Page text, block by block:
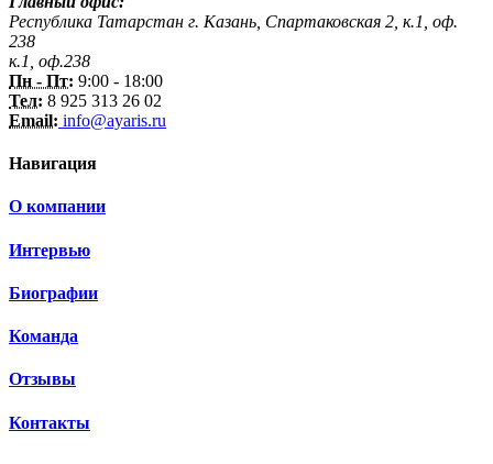
Республика Татарстан г. Казань, Спартаковская 2, к.1, оф.
238
к.1, оф.238
Пн - Пт: 9:00 - 18:00
Тел: 8 925 313 26 02
Email: info@ayaris.ru
Навигация
О компании
Интервью
Биографии
Команда
Отзывы
Контакты